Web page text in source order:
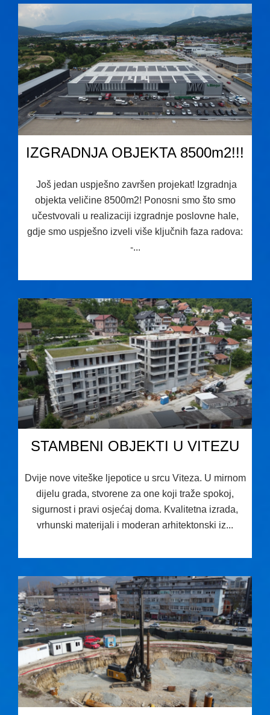
IZGRADNJA OBJEKTA 8500m2!!!
Još jedan uspješno završen projekat! Izgradnja
objekta veličine 8500m2! Ponosni smo što smo
učestvovali u realizaciji izgradnje poslovne hale,
gdje smo uspješno izveli više ključnih faza radova:
-...
STAMBENI OBJEKTI U VITEZU
Dvije nove viteške ljepotice u srcu Viteza. U mirnom
dijelu grada, stvorene za one koji traže spokoj,
sigurnost i pravi osjećaj doma. Kvalitetna izrada,
vrhunski materijali i moderan arhitektonski iz...